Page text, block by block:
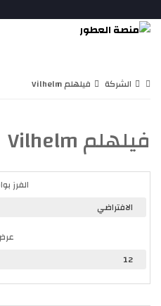
الشركة فيلهلم Vilhelm
فيلهلم Vilhelm
الفرز